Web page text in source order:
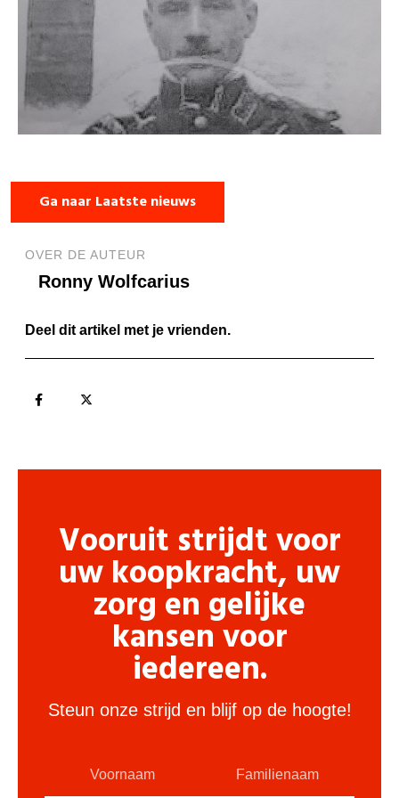
Ga naar Laatste nieuws
OVER DE AUTEUR
Ronny Wolfcarius
Deel dit artikel met je vrienden.
Vooruit strijdt voor
uw koopkracht, uw
zorg en gelijke
kansen voor
iedereen.
Steun onze strijd en blijf op de hoogte!